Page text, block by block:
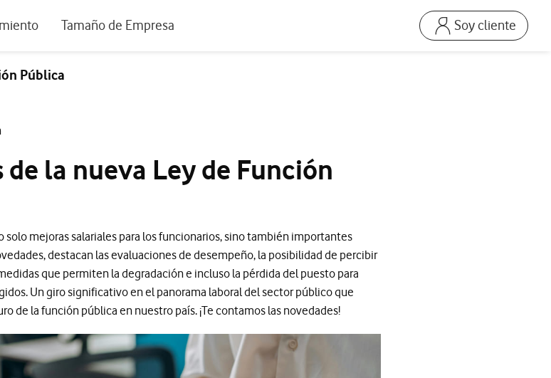
Tamaño de Empresa Soy cliente
Ir a la pagina
Pública
la nueva Ley de Función
solo mejoras salariales para los funcionarios, sino también importantes
destacan las evaluaciones de desempeño, la posibilidad de percibir
que permiten la degradación e incluso la pérdida del puesto para
Un giro significativo en el panorama laboral del sector público que
de la función pública en nuestro país. ¡Te contamos las novedades!